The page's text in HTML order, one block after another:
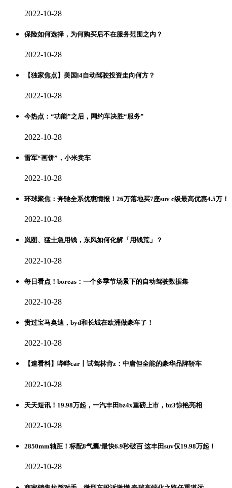
2022-10-28
保险如何选择，为何购买后不在服务范围之内？
2022-10-28
【独家焦点】美国l4自动驾驶投资走向何方？
2022-10-28
今热点：“功能”之后，网约车决胜“服务”
2022-10-28
雷军“画饼”，小米卖车
2022-10-28
环球聚焦：奔驰全系优惠情报！26万落地买7座suv c级最高优惠4.5万！
2022-10-28
岚图、猛士急用钱，东风如何化解「用钱荒」？
2022-10-28
每日看点！boreas：一个多季节场景下的自动驾驶数据集
2022-10-28
贵过宝马奥迪，byd和长城在欧洲做豪车了！
2022-10-28
【速看料】哔哔car丨试驾林肯z：中庸但全能的豪华品牌轿车
2022-10-28
天天短讯！19.98万起，一汽丰田bz4x重磅上市，bz3惊艳亮相
2022-10-28
2850mm轴距！标配8气囊/最快6.9秒破百 这丰田suv仅19.98万起！
2022-10-28